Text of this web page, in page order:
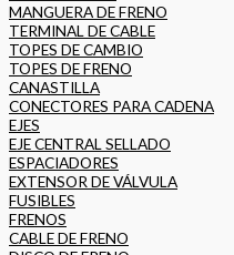
MANGUERA DE FRENO
TERMINAL DE CABLE
TOPES DE CAMBIO
TOPES DE FRENO
CANASTILLA
CONECTORES PARA CADENA
EJES
EJE CENTRAL SELLADO
ESPACIADORES
EXTENSOR DE VÁLVULA
FUSIBLES
FRENOS
CABLE DE FRENO